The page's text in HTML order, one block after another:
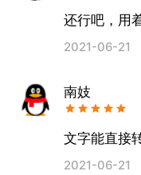
还行吧，用
2021-06-21
南妓
文字能直接
2021-06-21